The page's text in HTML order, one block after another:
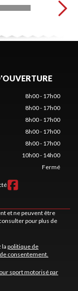
8h00 - 17h00
8h00 - 17h00
8h00 - 17h00
8h00 - 17h00
8h00 - 17h00
10h00 - 14h00
Fermé
et ne peuvent être
pour plus de
la politique de
consentement.
sport motorisé par